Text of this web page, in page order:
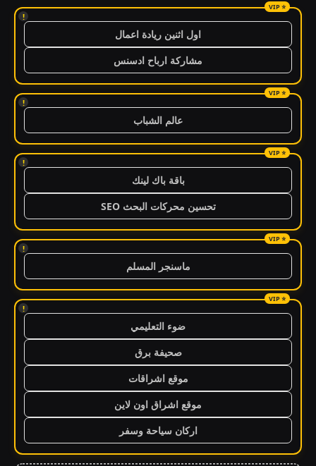
!
اول اثنين ريادة اعمال
مشاركة ارباح ادسنس
!
عالم الشباب
!
باقة باك لينك
تحسين محركات البحث SEO
!
ماسنجر المسلم
!
ضوء التعليمي
صحيفة برق
موقع اشراقات
موقع اشراق اون لاين
اركان سياحة وسفر